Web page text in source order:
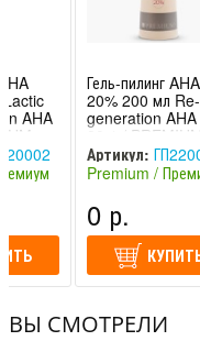
AHA
Гель-пилинг AHA
20% 200 мл Re-
generation AHA
20% /
PEELING
Артикул:
Premium /
0 р.
ВЫ СМОТРЕЛИ